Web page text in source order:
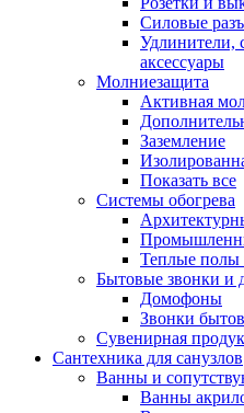
Силовые
Удлинители,
аксессуары
Молниезащита
Активная
Заземление
Показать все
Системы обогрева
Теплые полы
Бытовые звонки и
Домофоны
Звонки
Сувенирная
Сантехника для санузлов
Ванны и
Ванны